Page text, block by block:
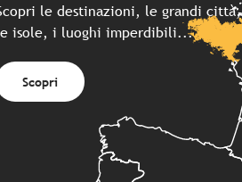
le destinazioni, le grandi città,
isole, i luoghi imperdibili...
Scopri